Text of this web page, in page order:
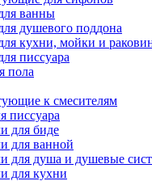
ванны
душевого поддона
кухни, мойки и
писсуара
пола
к смесителям
писсуара
для биде
для ванной
для душа и душевые
для кухни